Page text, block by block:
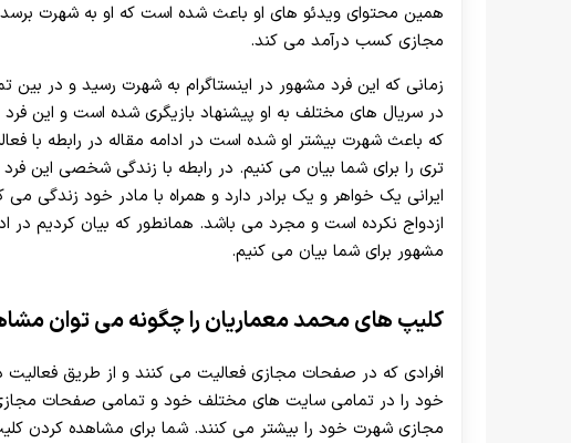
30 تا 50 درصد شارژ هدیه بیشتر فقط با ثبت نام در هات بت
همین محتوای ویدئو های او باعث شده است که او به شهرت
مجازی کسب درآمد می‌ کند.
زمانی که این فرد مشهور در اینستاگرام به شهرت رسید و در
در سریال های مختلف به او پیشنهاد بازیگری شده است و این
که باعث شهرت بیشتر او شده است در ادامه مقاله در رابطه با
تری را برای شما بیان می کنیم. در رابطه با زندگی شخصی این
ایرانی یک خواهر و یک برادر دارد و همراه با مادر خود زندگی
ازدواج نکرده است و مجرد می باشد. همانطور که بیان کردیم در
مشهور برای شما بیان می کنیم.
کلیپ های محمد معماریان را چگونه می توان
افرادی که در صفحات مجازی فعالیت می‌ کنند و از طریق
خود را در تمامی سایت های مختلف خود و تمامی صفحات
مجازی شهرت خود را بیشتر می ‌کنند. شما برای مشاهده کردن